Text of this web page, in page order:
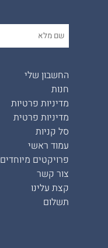
החשבון שלי
חנות
מדיניות פרטיות
מדיניות פרטית
סל קניות
עמוד ראשי
פרויקטים מיוחדים
צור קשר
קצת עלינו
תשלום